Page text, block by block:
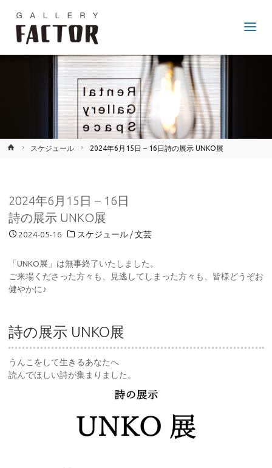
歩6
神戸
市長
田区
のア
ート
ギャ
ラリ
ー。
ホ
スケジュール 2024年6月15日 – 16日詩の展示 UNKO展
2024年6月15日 – 16日
詩の展示 UNKO展
2024-05-16 スケジュール/文芸
「UNKO展」は無事終了いたしました。
ご来場くださった方々も、見逃してしまった方々も、皆様どうぞお
健やかに♪
詩の展示 UNKO展
うんこをして生きるあなたへ
読んでほしい詩が集まりました。